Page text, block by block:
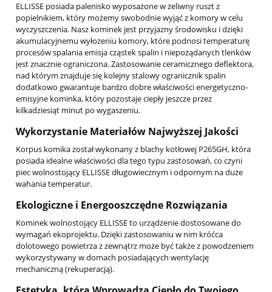
ELLISSE posiada palenisko wyposażone w żeliwny ruszt z
popielnikiem, który możemy swobodnie wyjąć z komory w celu
wyczyszczenia. Nasz kominek jest przyjazny środowisku i dzięki
akumulacyjnemu wyłożeniu komory, które podnosi temperaturę
procesów spalania emisja cząstek spalin i niepożądanych tlenków
jest znacznie ograniczona. Zastosowanie ceramicznego deflektora,
nad którym znajduje się kolejny stalowy ogranicznik spalin
dodatkowo gwarantuje bardzo dobre właściwości energetyczno-
emisyjne kominka, który pozostaje ciepły jeszcze przez
kilkadziesiąt minut po wygaszeniu.
Wykorzystanie Materiałów Najwyższej Jakości
Korpus komika został wykonany z blachy kotłowej P265GH, która
posiada idealne właściwości dla tego typu zastosowań, co czyni
piec wolnostojący ELLISSE długowiecznym i odpornym na duże
wahania temperatur.
Ekologiczne i Energooszczędne Rozwiązania
Kominek wolnostojący ELLISSE to urządzenie dostosowane do
wymagań ekoprojektu. Dzięki zastosowaniu w nim króćca
dolotowego powietrza z zewnątrz może być także z powodzeniem
wykorzystywany w domach posiadających wentylację
mechaniczną (rekuperacją).